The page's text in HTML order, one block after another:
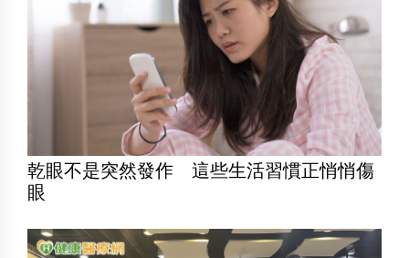
乾眼不是突然發作 這些生活習慣正悄悄傷
眼